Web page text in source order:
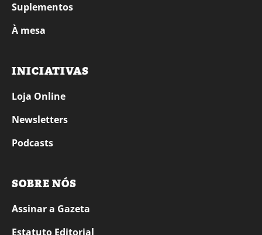
Suplementos
À mesa
INICIATIVAS
Loja Online
Newsletters
Podcasts
SOBRE NÓS
Assinar a Gazeta
Estatuto Editorial